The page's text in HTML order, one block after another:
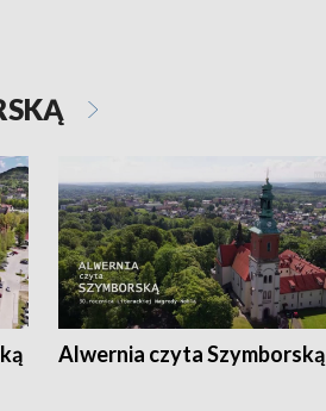
Alwernia czyta Szymborską